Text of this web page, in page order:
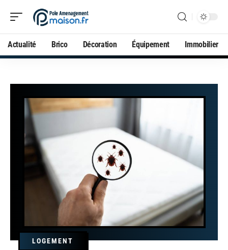
Actualité Brico Décoration Équipement Immobilier
LOGEMENT